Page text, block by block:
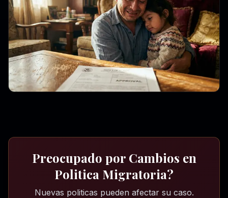
Preocupado por Cambios en
Politica Migratoria?
Nuevas politicas pueden afectar su caso.